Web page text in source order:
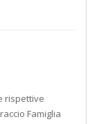
rispettive
Famiglia